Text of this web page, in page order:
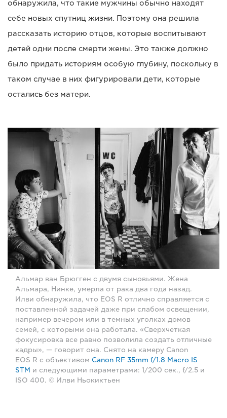
обнаружила, что такие мужчины обычно находят
себе новых спутниц жизни. Поэтому она решила
рассказать историю отцов, которые воспитывают
детей одни после смерти жены. Это также должно
было придать историям особую глубину, поскольку в
таком случае в них фигурировали дети, которые
остались без матери.
Альмар ван Брюгген с двумя сыновьями. Жена
Альмара, Нинке, умерла от рака два года назад.
Илви обнаружила, что EOS R отлично справляется с
поставленной задачей даже при слабом освещении,
например вечером или в темных уголках домов
семей, с которыми она работала. «Сверхчеткая
фокусировка все равно позволила создать отличные
кадры», — говорит она. Снято на камеру Canon
EOS R с объективом Canon RF 35mm f/1.8 Macro IS
STM и следующими параметрами: 1/200 сек., f/2.5 и
ISO 400. © Илви Ньокиктьен